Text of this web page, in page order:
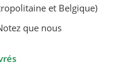
et Belgique)
que nous